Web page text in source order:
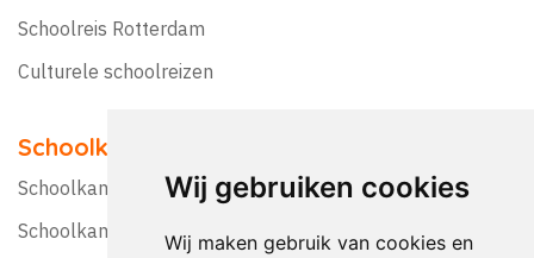
Wij gebruiken cookies
Wij maken gebruik van cookies en
Schoolreis Rotterdam
Culturele schoolreizen
Schoolkampen
Schoolkamp Nederland
Schoolkamp België